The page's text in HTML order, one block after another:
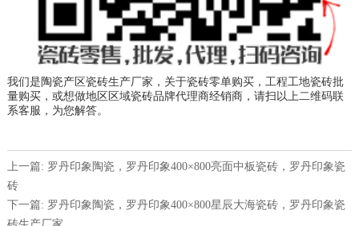
我们是陶瓷产区瓷砖生产厂家，关于瓷砖零单购买，工程工地瓷砖批
量购买，或想做地区区域瓷砖品牌代理商经销商，请扫以上二维码联
系客服，为您解答。
上一篇: 罗丹印象陶瓷，罗丹印象400×800亮面中板瓷砖，罗丹印象瓷
砖
下一篇: 罗丹印象陶瓷，罗丹印象400×800星辰大海瓷砖，罗丹印象瓷